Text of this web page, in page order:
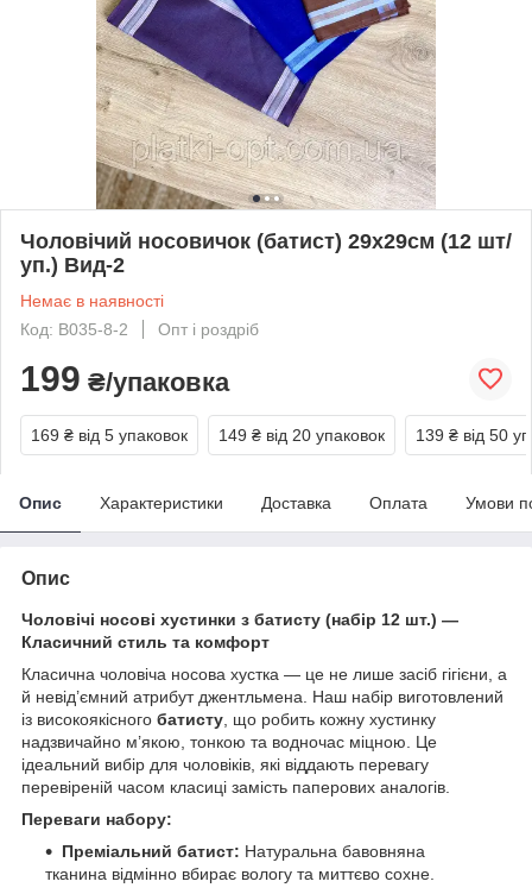
Чоловічий носовичок (батист) 29х29см (12 шт/
уп.) Вид-2
Немає в наявності
Код: В035-8-2
Опт і роздріб
199 ₴/упаковка
169 ₴ від 5 упаковок 149 ₴ від 20 упаковок 139 ₴ від 50
Опис Характеристики Доставка Оплата Умови
Опис
Чоловічі носові хустинки з батисту (набір 12 шт.) —
Класичний стиль та комфорт
Класична чоловіча носова хустка — це не лише засіб гігієни, а
й невід’ємний атрибут джентльмена. Наш набір виготовлений
із високоякісного батисту , що робить кожну хустинку
надзвичайно м’якою, тонкою та водночас міцною. Це
ідеальний вибір для чоловіків, які віддають перевагу
перевіреній часом класиці замість паперових аналогів.
Переваги набору:
Преміальний батист: Натуральна бавовняна
тканина відмінно вбирає вологу та миттєво сохне.